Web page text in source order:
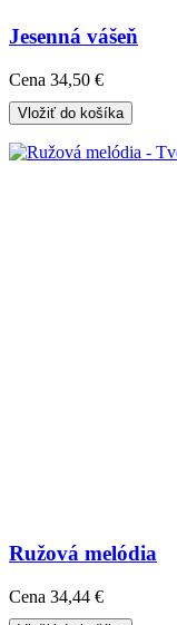
Jesenná vášeň
Cena 34,50 €
Vložiť do košíka
Ružová melódia
Cena 34,44 €